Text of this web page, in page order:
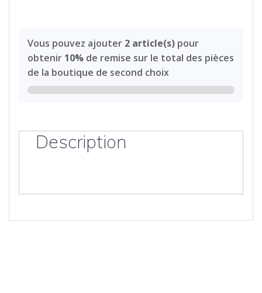
2e
choix
Jaune
moucheté
Vous pouvez ajouter 2 article(s) pour
obtenir 10% de remise sur le total des pièces
de la boutique de second choix
Description